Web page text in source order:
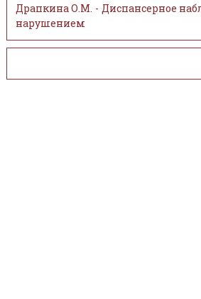
Драпкина О.М. - Диспансерное
нарушением